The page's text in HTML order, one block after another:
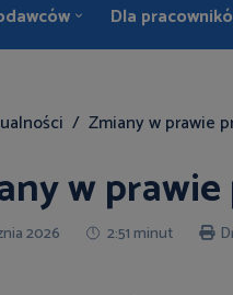
Dla
Zmiany w prawie
w
2026 2:51 minut